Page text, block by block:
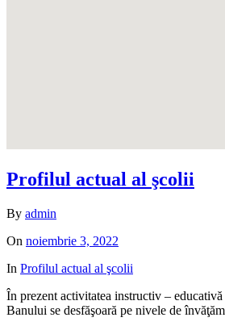
Profilul actual al şcolii
By admin
On noiembrie 3, 2022
In Profilul actual al şcolii
În prezent activitatea instructiv –
Banului se desfăşoară pe nivele de